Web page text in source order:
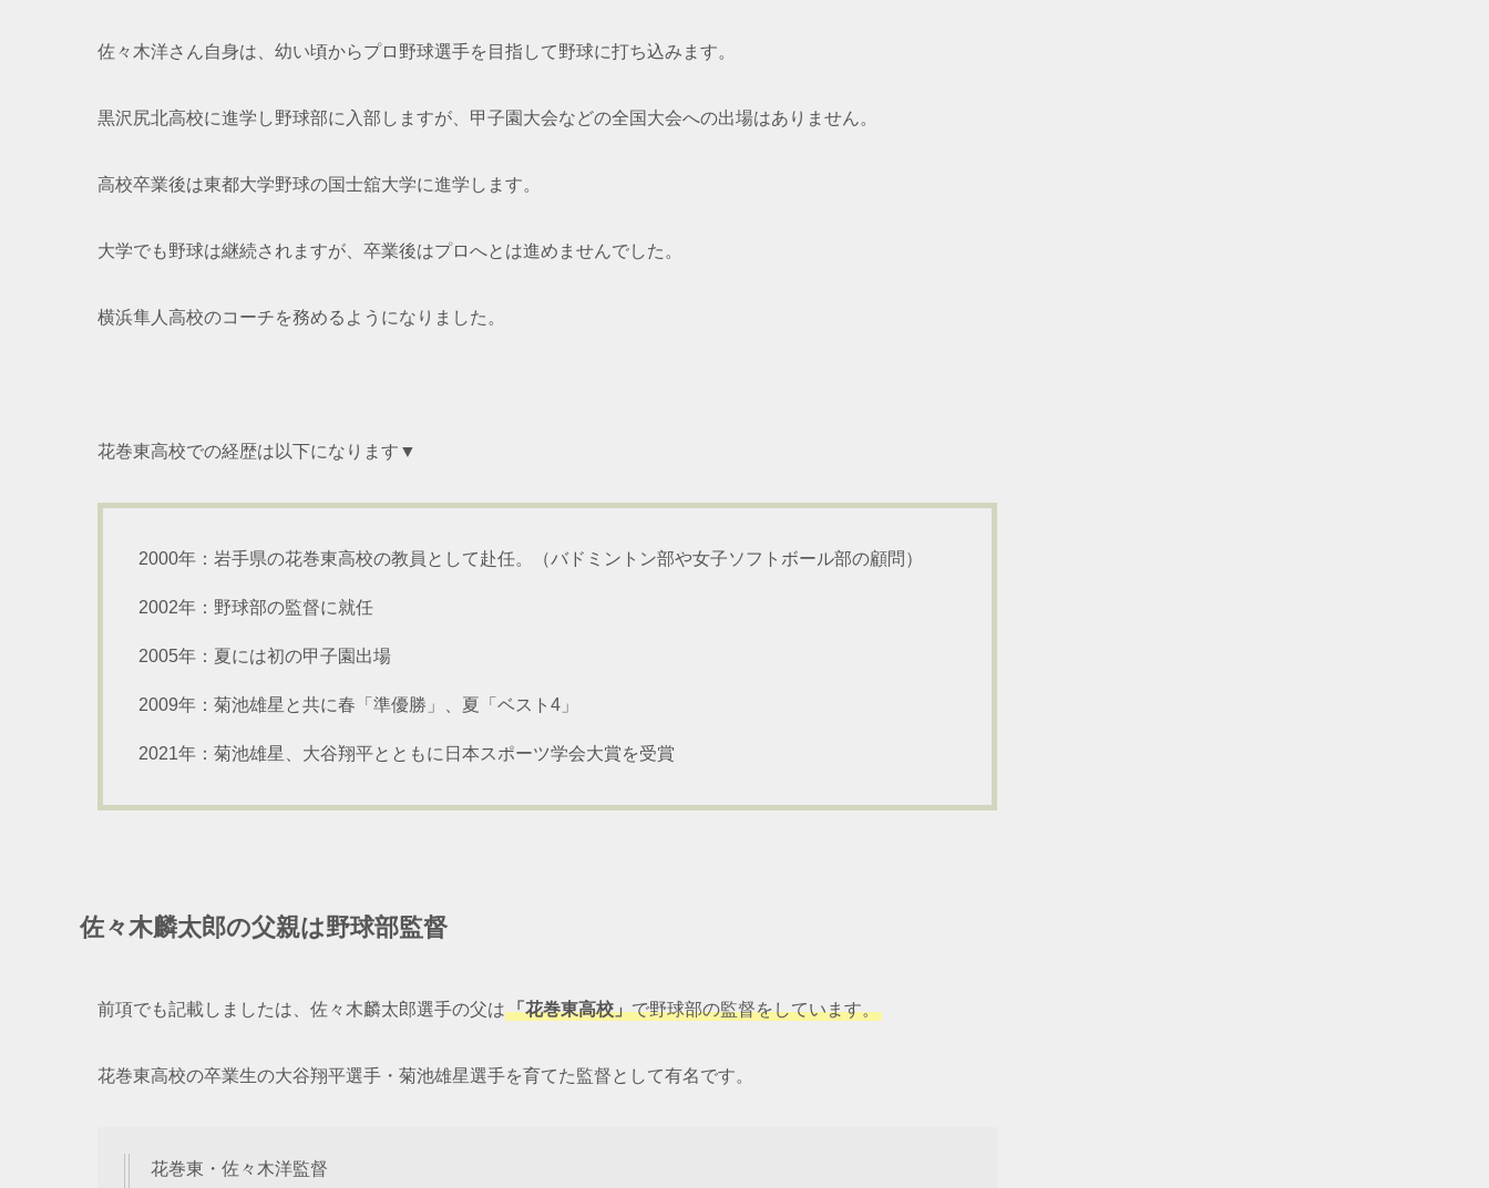
佐々木洋さん自身は、幼い頃からプロ野球選手を目指して野球に打ち込みます。
黒沢尻北高校に進学し野球部に入部しますが、甲子園大会などの全国大会への出場はありません。
高校卒業後は東都大学野球の国士舘大学に進学します。
大学でも野球は継続されますが、卒業後はプロへとは進めませんでした。
横浜隼人高校のコーチを務めるようになりました。
花巻東高校での経歴は以下になります▼
2000年：岩手県の花巻東高校の教員として赴任。（バドミントン部や女子ソフトボール部の顧問）
2002年：野球部の監督に就任
2005年：夏には初の甲子園出場
2009年：菊池雄星と共に春「準優勝」、夏「ベスト4」
2021年：菊池雄星、大谷翔平とともに日本スポーツ学会大賞を受賞
佐々木麟太郎の父親は野球部監督
前項でも記載しましたは、佐々木麟太郎選手の父は「花巻東高校」で野球部の監督をしています。
花巻東高校の卒業生の大谷翔平選手・菊池雄星選手を育てた監督として有名です。
花巻東・佐々木洋監督